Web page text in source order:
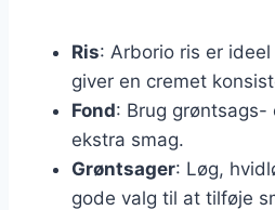
Ris: Arborio ris er
giver en cremet
Fond: Brug
ekstra smag.
Grøntsager: Løg,
gode valg til at tilføje